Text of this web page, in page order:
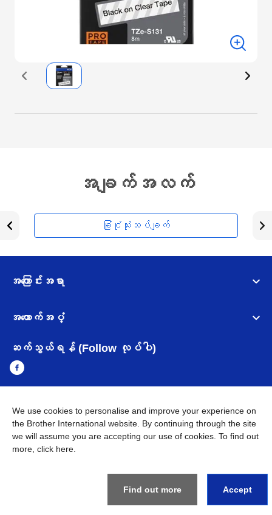
အချက်အလက်
ခြုံငုံသုံးသပ်ချက်
အကြောင်းအရာ
အထောက်အပံ့
ဆက်သွယ်ရန် (Follow လုပ်ပါ)
Myanmar Brother ၏ ကမ္ဘာတစ်ဝန်းရှိ ကွန်ယက်များ
အချက်အလက်မူဝါဒ အသုံးပြုမူဝါဒ
သုံးစွဲရန် ဝက်ဆိုဒ်အညွှန်း
Brother Global ဝက်ဆိုဒ်သို့သွားရန်
BROTHER INTERNATIONAL SINGAPORE PTE. LTD. All
Rights Reserved
We use cookies to personalise and improve your experience on
the Brother International website. By continuing through the site
we will assume you are accepting our use of cookies. To find out
more, click here
Find out more Accept